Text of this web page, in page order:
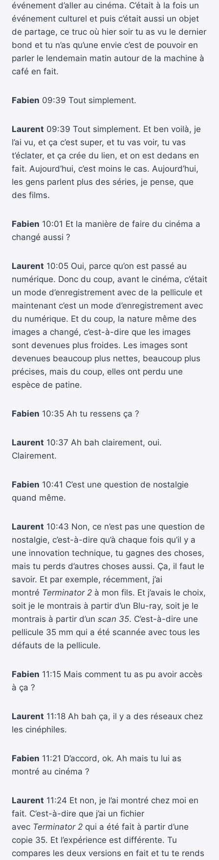
événement d’aller au cinéma. C’était à la fois un
événement culturel et puis c’était aussi un objet
de partage, ce truc où hier soir tu as vu le dernier
bond et tu n’as qu’une envie c’est de pouvoir en
parler le lendemain matin autour de la machine à
café en fait.
Fabien 09:39 Tout simplement.
Laurent 09:39 Tout simplement. Et ben voilà, je
l’ai vu, et ça c’est super, et tu vas voir, tu vas
t’éclater, et ça crée du lien, et on est dedans en
fait. Aujourd’hui, c’est moins le cas. Aujourd’hui,
les gens parlent plus des séries, je pense, que
des films.
Fabien 10:01 Et la manière de faire du cinéma a
changé aussi ?
Laurent 10:05 Oui, parce qu’on est passé au
numérique. Donc du coup, avant le cinéma, c’était
un mode d’enregistrement avec de la pellicule et
maintenant c’est un mode d’enregistrement avec
du numérique. Et du coup, la nature même des
images a changé, c’est-à-dire que les images
sont devenues plus froides. Les images sont
devenues beaucoup plus nettes, beaucoup plus
précises, mais du coup, elles ont perdu une
espèce de patine.
Fabien 10:35 Ah tu ressens ça ?
Laurent 10:37 Ah bah clairement, oui.
Clairement.
Fabien 10:41 C’est une question de nostalgie
quand même.
Laurent 10:43 Non, ce n’est pas une question de
nostalgie, c’est-à-dire qu’à chaque fois qu’il y a
une innovation technique, tu gagnes des choses,
mais tu perds d’autres choses aussi. Ça, il faut le
savoir. Et par exemple, récemment, j’ai
montré Terminator 2 à mon fils. Et j’avais le choix,
soit je le montrais à partir d’un Blu-ray, soit je le
montrais à partir d’un scan 35. C’est-à-dire une
pellicule 35 mm qui a été scannée avec tous les
défauts de la pellicule.
Fabien 11:15 Mais comment tu as pu avoir accès
à ça ?
Laurent 11:18 Ah bah ça, il y a des réseaux chez
les cinéphiles.
Fabien 11:21 D’accord, ok. Ah mais tu lui as
montré au cinéma ?
Laurent 11:24 Et non, je l’ai montré chez moi en
fait. C’est-à-dire que j’ai un fichier
avec Terminator 2 qui a été fait à partir d’une
copie 35. Et l’expérience est différente. Tu
compares les deux versions en fait et tu te rends